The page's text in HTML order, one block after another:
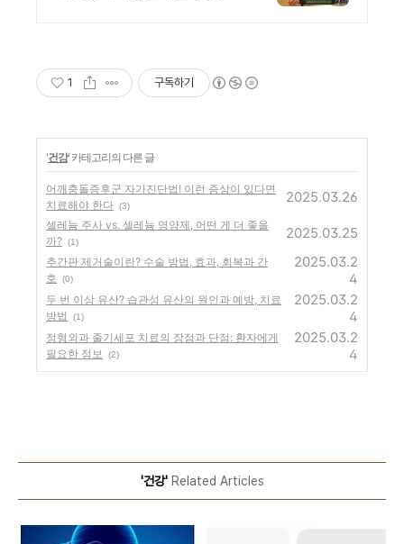
1 구독하기
'건강' 카테고리의 다른 글
어깨충돌증후군 자가진단법! 이런 증상이 있다면
치료해야 한다 (3)
2025.03.26
셀레늄 주사 vs. 셀레늄 영양제, 어떤 게 더 좋을
까? (1)
2025.03.25
추간판 제거술이란? 수술 방법, 효과, 회복과 간
호
(0)
2025.03.2
4
두 번 이상 유산? 습관성 유산의 원인과 예방, 치료
방법
(1)
2025.03.2
4
정형외과 줄기세포 치료의 장점과 단점: 환자에게
필요한 정보
(2)
2025.03.2
4
'건강'Related Articles